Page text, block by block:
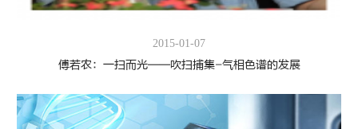
2015-01-07
傅若农：一扫而光——吹扫捕集-气相色谱的发展